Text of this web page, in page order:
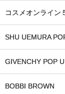
コスメオンライン
SHU UEMURA
GIVENCHY POP
BOBBI BROWN